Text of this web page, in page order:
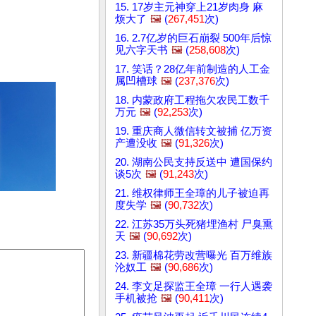
15. 17岁主元神穿上21岁肉身 麻
烦大了 🖼️ (267,451次)
16. 2.7亿岁的巨石崩裂 500年后惊
见六字天书 🖼️ (258,608次)
17. 笑话？28亿年前制造的人工金
属凹槽球 🖼️ (237,376次)
18. 内蒙政府工程拖欠农民工数千
万元 🖼️ (92,253次)
19. 重庆商人微信转文被捕 亿万资
产遭没收 🖼️ (91,326次)
20. 湖南公民支持反送中 遭国保约
谈5次 🖼️ (91,243次)
21. 维权律师王全璋的儿子被迫再
度失学 🖼️ (90,732次)
22. 江苏35万头死猪埋渔村 尸臭熏
天 🖼️ (90,692次)
23. 新疆棉花劳改营曝光 百万维族
沦奴工 🖼️ (90,686次)
24. 李文足探监王全璋 一行人遇袭
手机被抢 🖼️ (90,411次)